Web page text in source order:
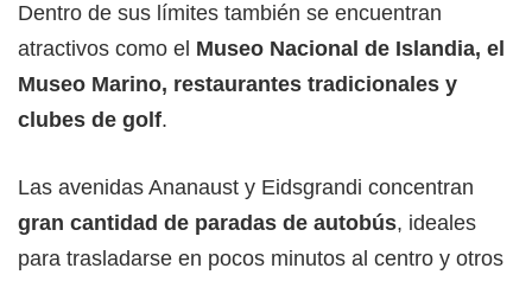
Dentro de sus límites también se encuentran
atractivos como el Museo Nacional de Islandia, el
Museo Marino, restaurantes tradicionales y
clubes de golf.
Las avenidas Ananaust y Eidsgrandi concentran
gran cantidad de paradas de autobús, ideales
para trasladarse en pocos minutos al centro y otros